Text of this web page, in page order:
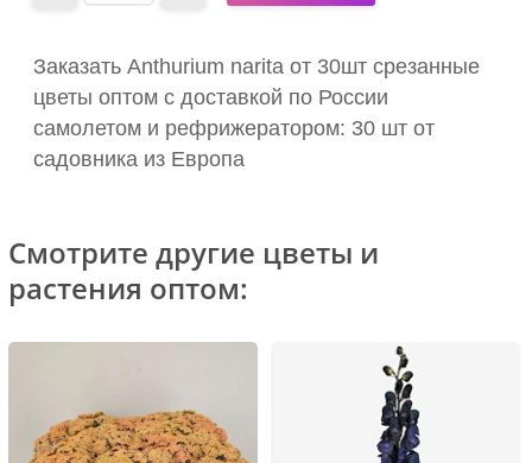
Заказать Anthurium narita от 30шт срезанные
цветы оптом с доставкой по России
самолетом и рефрижератором: 30 шт от
садовника из Европа
Смотрите другие цветы и
растения оптом: